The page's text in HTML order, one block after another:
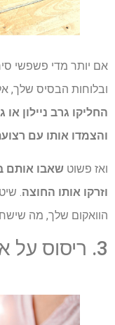
אם יותר מדי פשפשי
ובלוחות הבסיס שלך,
החליקו גרב ניילון
והצמדו אותו עם
ואז פשוט שאבו אותם
וזרקו אותו החוצה.
הוואקום שלך, מה
3. ריסוס על אדני החלונות הפנימיים